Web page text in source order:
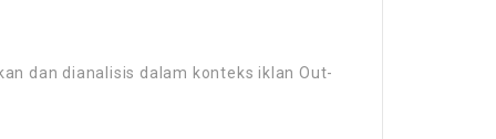
dan dianalisis dalam konteks iklan Out-